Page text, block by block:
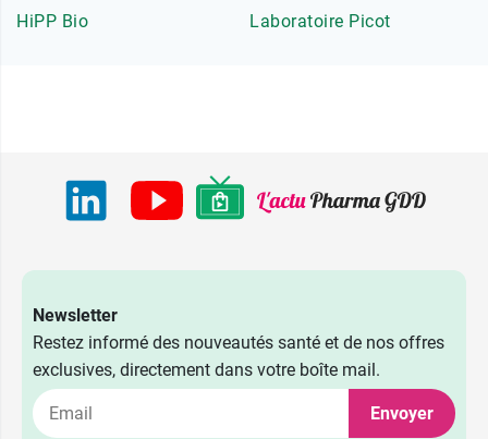
HiPP Bio Laboratoire Picot
Newsletter
Restez informé des nouveautés santé et de nos offres
exclusives, directement dans votre boîte mail.
Envoyer